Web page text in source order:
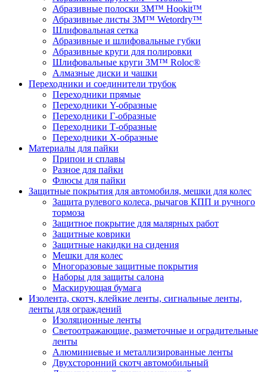
Абразивные полоски 3M™ Hookit™
Абразивные листы 3M™ Wetordry™
Шлифовальная сетка
Абразивные и шлифовальные губки
Абразивные круги для полировки
Шлифовальные круги 3M™ Roloc®
Алмазные диски и чашки
Переходники и соединители трубок
Переходники прямые
Переходники Y-образные
Переходники Г-образные
Переходники Т-образные
Переходники Х-образные
Материалы для пайки
Припои и сплавы
Разное для пайки
Флюсы для пайки
Защитные покрытия для автомобиля, мешки для колес
Защита рулевого колеса, рычагов КПП и ручного
тормоза
Защитное покрытие для малярных работ
Защитные коврики
Защитные накидки на сидения
Мешки для колес
Многоразовые защитные покрытия
Наборы для защиты салона
Маскирующая бумага
Изолента, скотч, клейкие ленты, сигнальные ленты,
ленты для ограждений
Изоляционные ленты
Светоотражающие, разметочные и оградительные
ленты
Алюминиевые и металлизированные ленты
Двухсторонний скотч автомобильный